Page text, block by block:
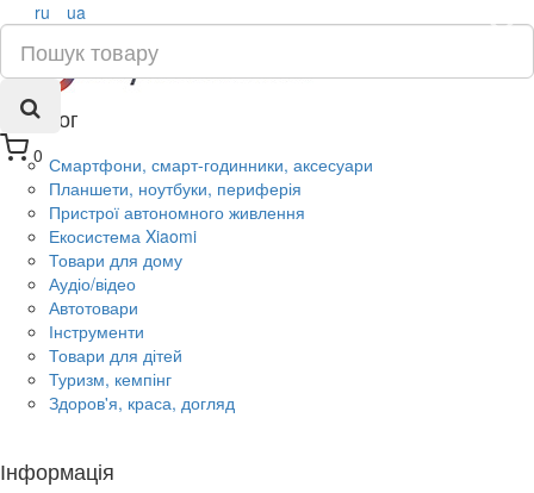
0
×
ru ua
Каталог
Смартфони, смарт-годинники, аксесуари
Планшети, ноутбуки, периферія
Пристрої автономного живлення
Екосистема Xiaomi
Товари для дому
Аудіо/відео
Автотовари
Інструменти
Товари для дітей
Туризм, кемпінг
Здоров'я, краса, догляд
Інформація